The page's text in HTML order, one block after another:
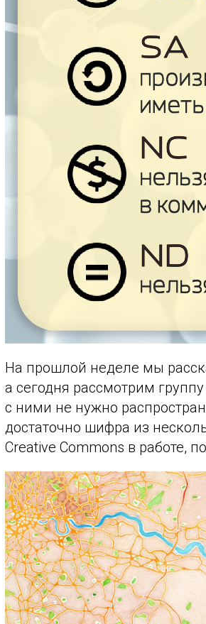
На прошлой неделе мы
а сегодня рассмотрим
с ними не нужно
достаточно шифра из
Creative Commons в работе,